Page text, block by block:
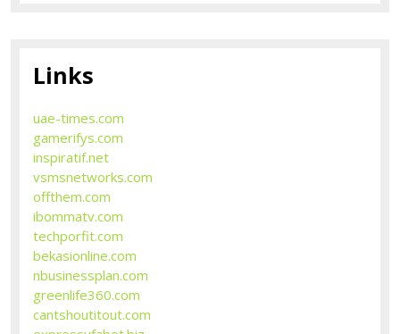
Links
uae-times.com
gamerifys.com
inspiratif.net
vsmsnetworks.com
offthem.com
ibommatv.com
techporfit.com
bekasionline.com
nbusinessplan.com
greenlife360.com
cantshoutitout.com